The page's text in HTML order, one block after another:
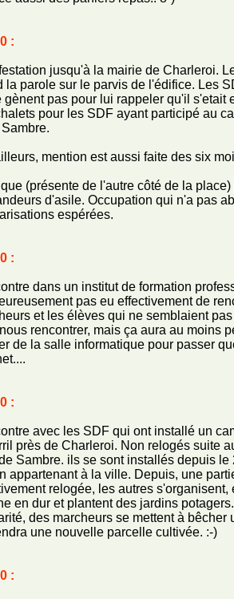
:
jusqu'à la mairie de Charleroi.
la parole sur le parvis de l'édifice. Les
gènent pas pour lui rappeler qu'il s'etait
pour les SDF ayant participé au
mention est aussi faite des six
(présente de l'autre côté de la place)
d'asile. Occupation qui n'a pas
espérées.
:
dans un institut de formation
pas eu effectivement de
et les élèves qui ne semblaient
rencontrer, mais ça aura au moins
de la salle informatique pour passer
:
avec les SDF qui ont installé un
près de Charleroi. Non relogés suite
Sambre. ils se sont installés depuis le
appartenant à la ville. Depuis, une
relogée, les autres s'organisent,
en dur et plantent des jardins
des marcheurs se mettent à bêcher
une nouvelle parcelle cultivée. :-)
: